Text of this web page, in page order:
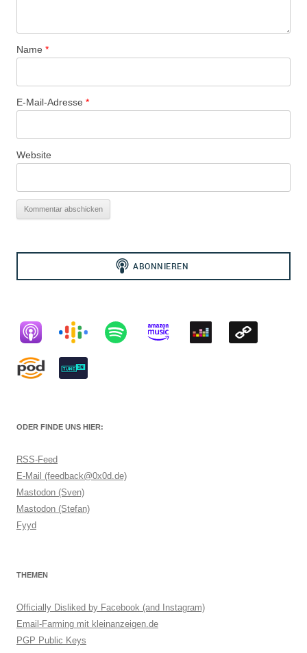
Name *
E-Mail-Adresse *
Website
ODER FINDE UNS HIER:
RSS-Feed
E-Mail (feedback@0x0d.de)
Mastodon (Sven)
Mastodon (Stefan)
Fyyd
THEMEN
Officially Disliked by Facebook (and Instagram)
Email-Farming mit kleinanzeigen.de
PGP Public Keys